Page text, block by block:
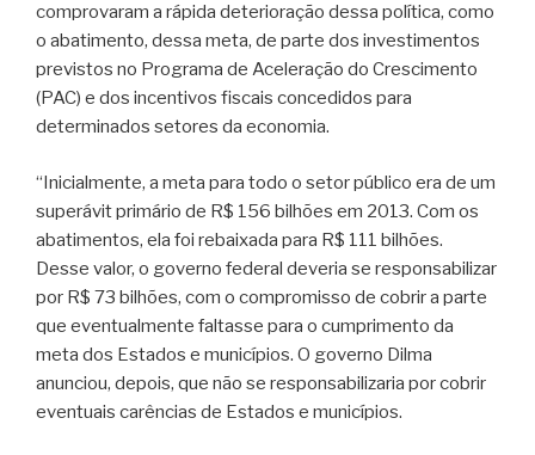
comprovaram a rápida deterioração dessa política, como
o abatimento, dessa meta, de parte dos investimentos
previstos no Programa de Aceleração do Crescimento
(PAC) e dos incentivos fiscais concedidos para
determinados setores da economia.
“Inicialmente, a meta para todo o setor público era de um
superávit primário de R$ 156 bilhões em 2013. Com os
abatimentos, ela foi rebaixada para R$ 111 bilhões.
Desse valor, o governo federal deveria se responsabilizar
por R$ 73 bilhões, com o compromisso de cobrir a parte
que eventualmente faltasse para o cumprimento da
meta dos Estados e municípios. O governo Dilma
anunciou, depois, que não se responsabilizaria por cobrir
eventuais carências de Estados e municípios.